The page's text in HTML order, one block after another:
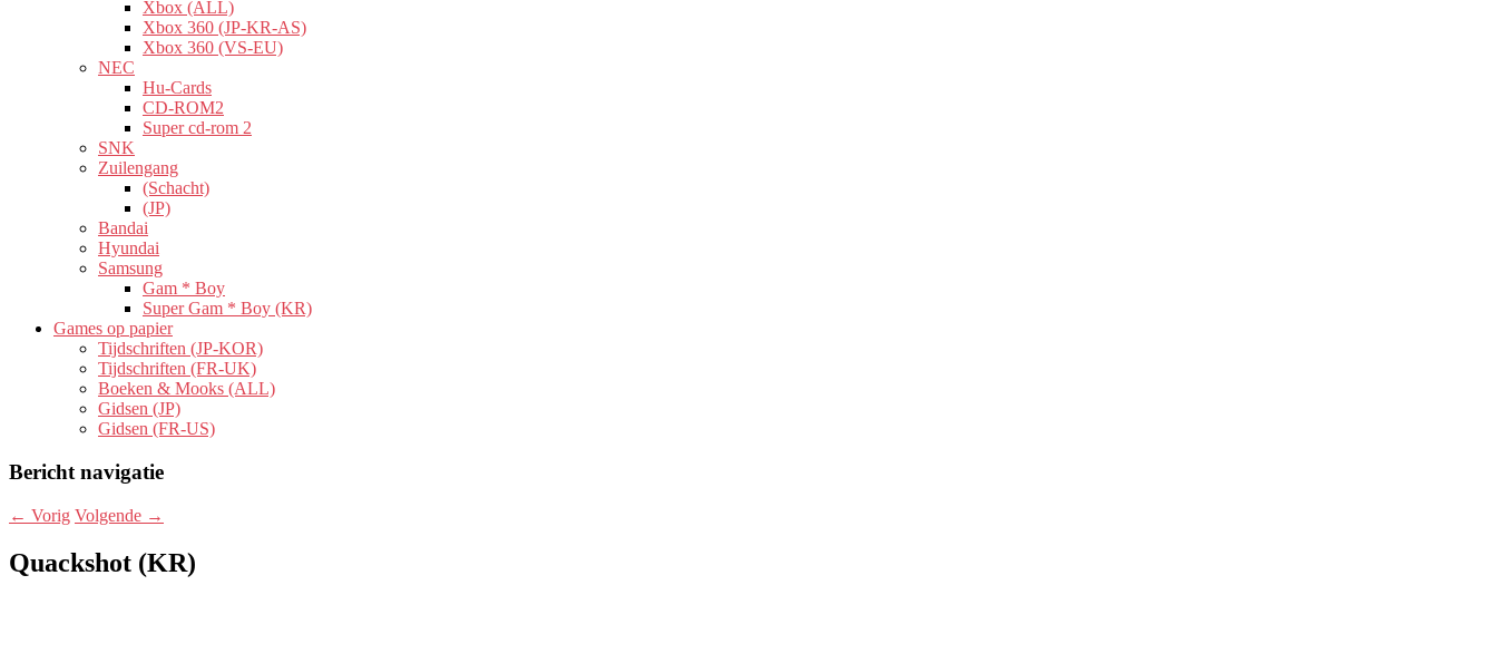
Xbox (ALL)
Xbox 360 (JP-KR-AS)
Xbox 360 (VS-EU)
NEC
Hu-Cards
CD-ROM2
Super cd-rom 2
SNK
Zuilengang
(Schacht)
(JP)
Bandai
Hyundai
Samsung
Gam * Boy
Super Gam * Boy (KR)
Games op papier
Tijdschriften (JP-KOR)
Tijdschriften (FR-UK)
Boeken & Mooks (ALL)
Gidsen (JP)
Gidsen (FR-US)
Bericht navigatie
← Vorig Volgende →
Quackshot (KR)